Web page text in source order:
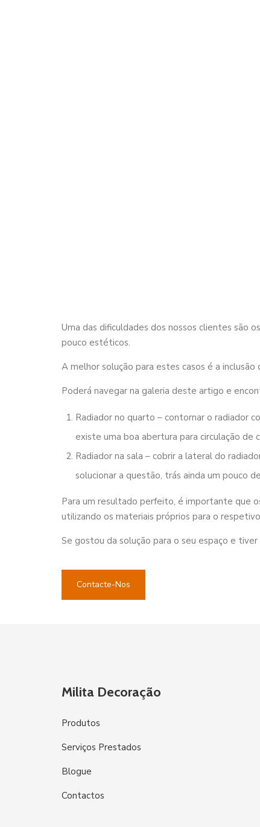
Uma das dificuldades dos nossos clientes são
pouco estéticos.
A melhor solução para estes casos é a
Poderá navegar na galeria deste artigo e
Radiador no quarto – contornar o radiador
existe uma boa abertura para circulação de
Radiador na sala – cobrir a lateral do
solucionar a questão, trás ainda um pouco
Para um resultado perfeito, é importante que
utilizando os materiais próprios para o
Se gostou da solução para o seu espaço e
Contacte-Nos
Milita Decoração
Produtos
Serviços Prestados
Blogue
Contactos